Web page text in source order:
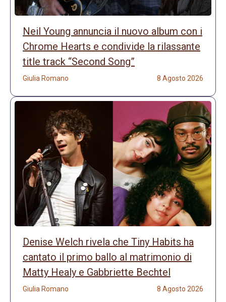
Neil Young annuncia il nuovo album con i
Chrome Hearts e condivide la rilassante
title track “Second Song”
Giulia Romano 8 Agosto 2026
Denise Welch rivela che Tiny Habits ha
cantato il primo ballo al matrimonio di
Matty Healy e Gabbriette Bechtel
Giulia Romano 8 Agosto 2026